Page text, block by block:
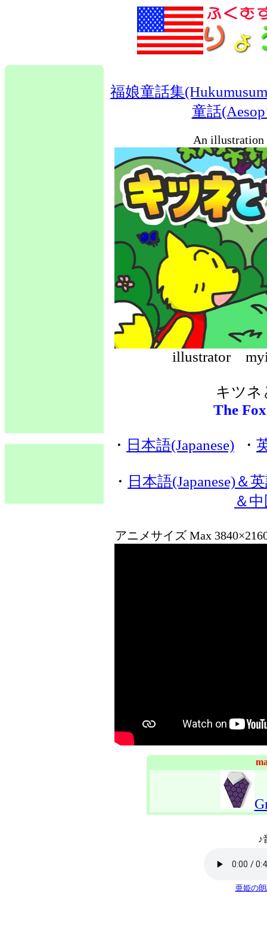
福娘童話集
童話
An
キツネ
The
・ 日本語(Japanese) ・
・ 日本語(Japanese)＆
＆
アニメサイズ Max
♪
亜姫の